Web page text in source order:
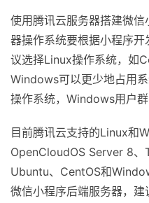
使用腾讯云服务器搭建微
器操作系统要根据小程序
议选择Linux操作系统，如
Windows可以更少地占用
操作系统，Windows用户群
目前腾讯云支持的Linux和
OpenCloudOS Server 8、
Ubuntu、CentOS和
微信小程序后端服务器，